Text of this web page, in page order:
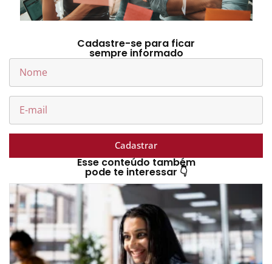
Cadastre-se para ficar
sempre informado
Cadastrar
Esse conteúdo também
pode te interessar 👇